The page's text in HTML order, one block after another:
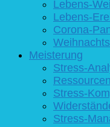
Lebens-
Lebens-
Corona-
Meisterung
Stress-
Ressourcen
Stress-
Stress-